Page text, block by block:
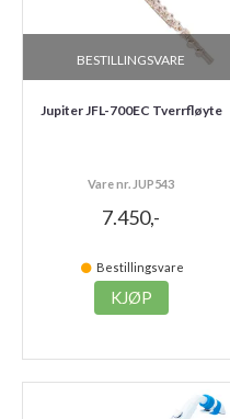
BESTILLINGSVARE
Jupiter JFL-700EC Tverrfløyte
Vare nr. JUP543
7.450,-
Bestillingsvare
KJØP